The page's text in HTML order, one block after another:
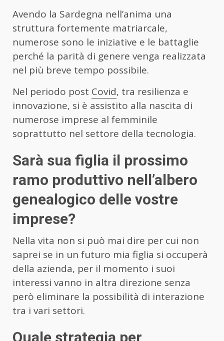
Avendo la Sardegna nell’anima una
struttura fortemente matriarcale,
numerose sono le iniziative e le battaglie
perché la parità di genere venga realizzata
nel più breve tempo possibile.
Nel periodo post Covid, tra resilienza e
innovazione, si è assistito alla nascita di
numerose imprese al femminile
soprattutto nel settore della tecnologia.
Sarà sua figlia il prossimo
ramo produttivo nell’albero
genealogico delle vostre
imprese?
Nella vita non si può mai dire per cui non
saprei se in un futuro mia figlia si occuperà
della azienda, per il momento i suoi
interessi vanno in altra direzione senza
però eliminare la possibilità di interazione
tra i vari settori.
Quale strategia per